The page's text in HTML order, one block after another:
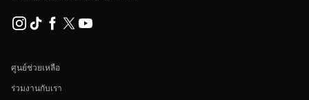
ศูนย์ช่วยเหลือ
ร่วมงานกับเรา